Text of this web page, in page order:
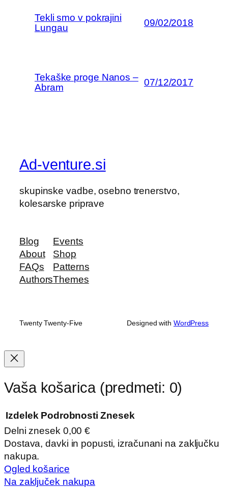
Tekli smo v pokrajini
Lungau
09/02/2018
Tekaške proge Nanos –
Abram
07/12/2017
Ad-venture.si
skupinske vadbe, osebno trenerstvo,
kolesarske priprave
Blog
About
FAQs
Authors
Events
Shop
Patterns
Themes
Twenty Twenty-Five Designed with WordPress
Vaša košarica (predmeti: 0)
Izdelki
v
košarici
Izdelek Podrobnosti Znesek
Delni znesek 0,00 €
Dostava, davki in popusti, izračunani na zaključku
nakupa.
Ogled košarice
Na zaključek nakupa